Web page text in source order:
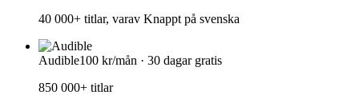
40 000+ titlar, varav Knappt på svenska
Audible100 kr/mån · 30 dagar gratis
850 000+ titlar